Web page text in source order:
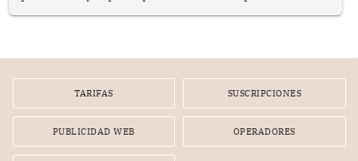
por la frustrada realización de un meet and greet con
TARIFAS SUSCRIPCIONES
PUBLICIDAD WEB OPERADORES